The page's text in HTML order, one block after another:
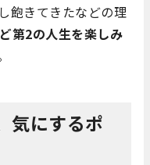
飽きてきたなどの理
第2の人生を楽しみ
気にするポ